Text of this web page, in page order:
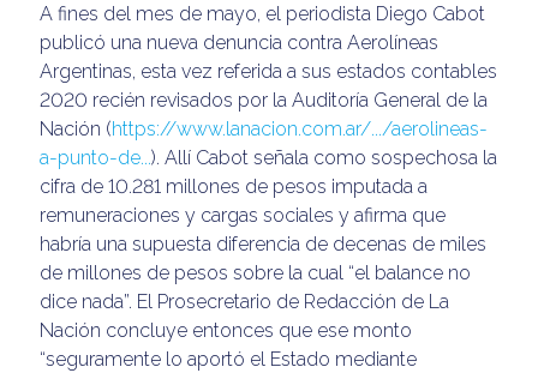
A fines del mes de mayo, el periodista Diego Cabot
publicó una nueva denuncia contra Aerolíneas
Argentinas, esta vez referida a sus estados contables
2020 recién revisados por la Auditoría General de la
Nación (https://www.lanacion.com.ar/.../aerolineas-
a-punto-de...). Allí Cabot señala como sospechosa la
cifra de 10.281 millones de pesos imputada a
remuneraciones y cargas sociales y afirma que
habría una supuesta diferencia de decenas de miles
de millones de pesos sobre la cual “el balance no
dice nada”. El Prosecretario de Redacción de La
Nación concluye entonces que ese monto
“seguramente lo aportó el Estado mediante